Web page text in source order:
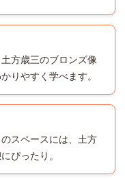
方歳三のブロンズ像
りやすく学べます。
スペースには、土方
ぴったり。